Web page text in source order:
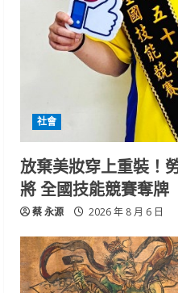
社會
放棄美妝穿上重裝！
將 全國技能競賽奪牌
蔡 永源 2026 年 8 月 6 日